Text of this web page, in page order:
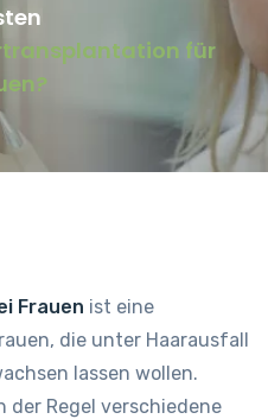
für
Frauen ist eine
die unter Haarausfall
lassen wollen.
der Regel verschiedene